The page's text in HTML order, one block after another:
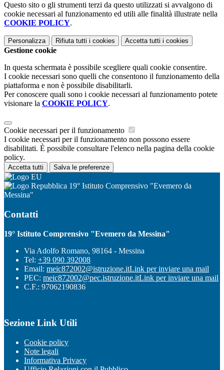
Questo sito o gli strumenti terzi da questo utilizzati si avvalgono di
cookie necessari al funzionamento ed utili alle finalità illustrate nella
COOKIE POLICY.
Personalizza Rifiuta tutti i cookies Accetta tutti i cookies
Gestione cookie
In questa schermata è possibile scegliere quali cookie consentire.
I cookie necessari sono quelli che consentono il funzionamento della
piattaforma e non è possibile disabilitarli.
Per conoscere quali sono i cookie necessari al funzionamento potete
visionare la COOKIE POLICY.
Cookie necessari per il funzionamento
I cookie necessari per il funzionamento non possono essere
disabilitati. È possibile consultare l'elenco nella pagina della cookie
policy.
Accetta tutti Salva le preferenze
19° Istituto Comprensivo "Evemero da
Messina"
Contatti
19° Istituto Comprensivo "Evemero da Messina"
Via Adolfo Romano, 98164 - Messina
Tel: +39 090 392008
Email: meic872002@istruzione.itLink per inviare una mail
PEC: meic872002@pec.istruzione.itLink per inviare una mail
C.F.: 97062190836
Sezione Link Utili
Cookie policy
Note legali
Informativa Privacy